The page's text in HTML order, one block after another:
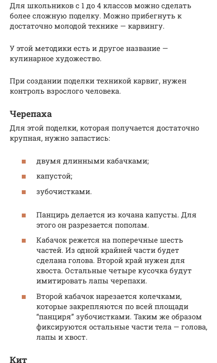
Для школьников с 1 до 4 классов можно сделать
более сложную поделку. Можно прибегнуть к
достаточно молодой технике — карвингу.
У этой методики есть и другое название —
кулинарное художество.
При создании поделки техникой карвиг, нужен
контроль взрослого человека.
Черепаха
Для этой поделки, которая получается достаточно
крупная, нужно запастись:
двумя длинными кабачками;
капустой;
зубочистками.
Панцирь делается из кочана капусты. Для
этого он разрезается пополам.
Кабачок режется на поперечные шесть
частей. Из одной крайней части будет
сделана голова. Второй край нужен для
хвоста. Остальные четыре кусочка будут
имитировать лапы черепахи.
Второй кабачок нарезается колечками,
которые закрепляются по всей площади
“панциря” зубочистками. Таким же образом
фиксируются остальные части тела — голова,
лапы и хвост.
Кит